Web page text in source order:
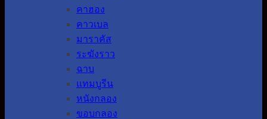
คาฮอง
คาวเบล
มาราคัส
ระฆังราว
ฉาบ
แทมบูรีน
หนังกลอง
ขอบกลอง